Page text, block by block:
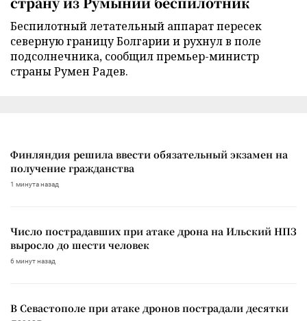
Беспилотный летательный аппарат пересек
северную границу Болгарии и рухнул в поле
подсолнечника, сообщил премьер-министр
страны Румен Радев.
Финляндия решила ввести обязательный экзамен на
получение гражданства
1 минута назад
Число пострадавших при атаке дрона на Ильский НПЗ
выросло до шести человек
6 минут назад
В Севастополе при атаке дронов пострадали десятки